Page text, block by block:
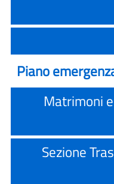
Piano
Matrimoni
Sezione